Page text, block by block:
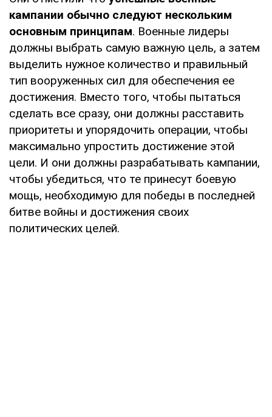
кампании обычно следуют нескольким
основным принципам. Военные лидеры
должны выбрать самую важную цель, а затем
выделить нужное количество и правильный
тип вооруженных сил для обеспечения ее
достижения. Вместо того, чтобы пытаться
сделать все сразу, они должны расставить
приоритеты и упорядочить операции, чтобы
максимально упростить достижение этой
цели. И они должны разрабатывать кампании,
чтобы убедиться, что те принесут боевую
мощь, необходимую для победы в последней
битве войны и достижения своих
политических целей.